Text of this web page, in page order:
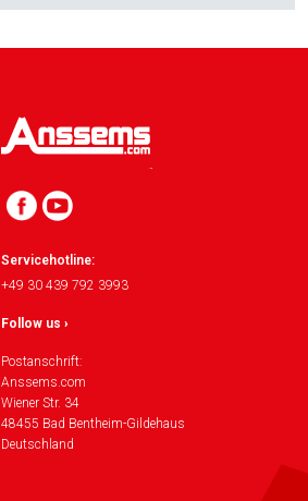
Servicehotline:
+49 30 439 792 3993
Follow us ›
Postanschrift:
Anssems.com
Wiener Str. 34
48455 Bad Bentheim-Gildehaus
Deutschland